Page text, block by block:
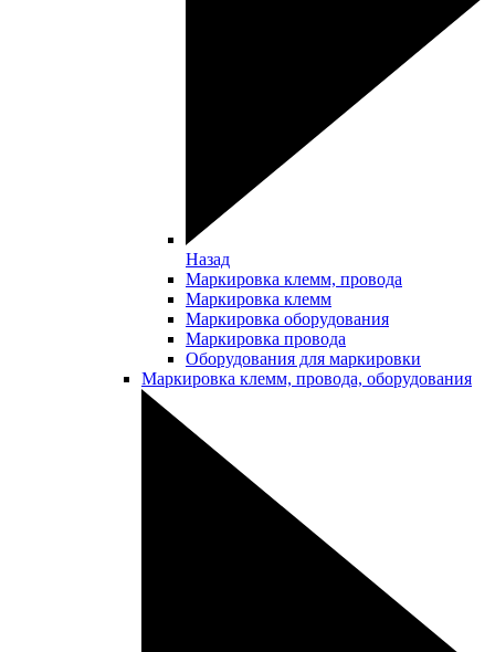
Назад
Маркировка клемм, провода
Маркировка клемм
Маркировка оборудования
Маркировка провода
Оборудования для маркировки
Маркировка клемм, провода, оборудования